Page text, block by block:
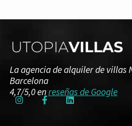
La agencia de alquiler de villas
Barcelona
4,7/5,0 enreseñas de Google